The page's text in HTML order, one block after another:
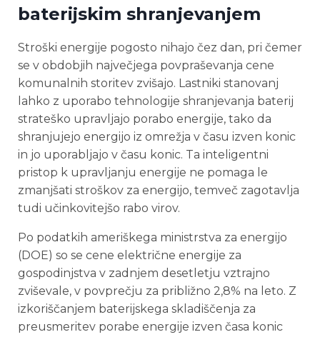
baterijskim shranjevanjem
Stroški energije pogosto nihajo čez dan, pri čemer
se v obdobjih največjega povpraševanja cene
komunalnih storitev zvišajo. Lastniki stanovanj
lahko z uporabo tehnologije shranjevanja baterij
strateško upravljajo porabo energije, tako da
shranjujejo energijo iz omrežja v času izven konic
in jo uporabljajo v času konic. Ta inteligentni
pristop k upravljanju energije ne pomaga le
zmanjšati stroškov za energijo, temveč zagotavlja
tudi učinkovitejšo rabo virov.
Po podatkih ameriškega ministrstva za energijo
(DOE) so se cene električne energije za
gospodinjstva v zadnjem desetletju vztrajno
zviševale, v povprečju za približno 2,8% na leto. Z
izkoriščanjem baterijskega skladiščenja za
preusmeritev porabe energije izven časa konic